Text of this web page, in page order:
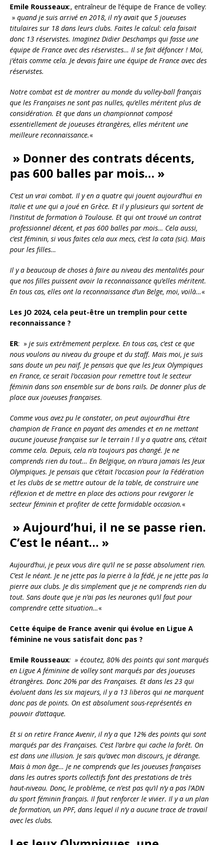
Emile Rousseaux:, entraîneur de l’équipe de France de volley:
» quand je suis arrivé en 2018, il n’y avait que 5 joueuses
titulaires sur 18 dans leurs clubs. Faites le calcul: cela faisait
donc 13 réservistes. Imaginez Didier Deschamps qui fasse une
équipe de France avec des réservistes… Il se fait défoncer ! Moi,
j’étais comme cela. Je devais faire une équipe de France avec des
réservistes.
Notre combat est de montrer au monde du volley-ball français
que les Françaises ne sont pas nulles, qu’elles méritent plus de
considération. Et que dans un championnat composé
essentiellement de joueuses étrangères, elles méritent une
meilleure reconnaissance.«
» Donner des contrats décents,
pas 600 balles par mois… »
C’est un vrai combat. Il y en a quatre qui jouent aujourd’hui en
Italie et une qui a joué en Grèce. Et il y plusieurs qui sortent de
l’institut de formation à Toulouse. Et qui ont trouvé un contrat
professionnel décent, et pas 600 balles par mois… Cela aussi,
c’est féminin, si vous faites cela aux mecs, c’est la cata (sic). Mais
pour les filles…
Il y a beaucoup de choses à faire au niveau des mentalités pour
que nos filles puissent avoir la reconnaissance qu’elles méritent.
En tous cas, elles ont la reconnaissance d’un Belge, moi, voilà…«
Les JO 2024, cela peut-être un tremplin pour cette
reconnaissance ?
ER: » je suis extrêmement perplexe. En tous cas, c’est ce que
nous voulons au niveau du groupe et du staff. Mais moi, je suis
sans doute un peu naïf. Je pensais que que les Jeux Olympiques
en France, ce serait l’occasion pour remettre tout le secteur
féminin dans son ensemble sur de bons rails. De donner plus de
place aux joueuses françaises.
Comme vous avez pu le constater, on peut aujourd’hui être
champion de France en payant des amendes et en ne mettant
aucune joueuse française sur le terrain ! Il y a quatre ans, c’était
comme cela. Depuis, cela n’a toujours pas changé. Je ne
comprends rien du tout… En Belgique, on n’aura jamais les Jeux
Olympiques. Je pensais que c’était l’occasion pour la Fédération
et les clubs de se mettre autour de la table, de construire une
réflexion et de mettre en place des actions pour revigorer le
secteur féminin et profiter de cette formidable occasion.«
» Aujourd’hui, il ne se passe rien.
C’est le néant… »
Aujourd’hui, je peux vous dire qu’il ne se passe absolument rien.
C’est le néant. Je ne jette pas la pierre à la fédé, je ne jette pas la
pierre aux clubs. Je dis simplement que je ne comprends rien du
tout. Sans doute que je n’ai pas les neurones qu’il faut pour
comprendre cette situation…«
Cette équipe de France avenir qui évolue en Ligue A
féminine ne vous satisfait donc pas ?
Emile Rousseaux: » écoutez, 80% des points qui sont marqués
en Ligue A féminine de volley sont marqués par des joueuses
étrangères. Donc 20% par des Françaises. Et dans les 23 qui
évoluent dans les six majeurs, il y a 13 liberos qui ne marquent
donc pas de points. On est absolument sous-représentés en
pouvoir d’attaque.
Et si on retire France Avenir, il n’y a que 12% des points qui sont
marqués par des Françaises. C’est l’arbre qui cache la forêt. On
est dans une illusion. Je sais qu’avec mon discours, je dérange.
Mais à mon âge… Je ne comprends que les joueuses françaises
dans les autres sports collectifs font des prestations de très
haut-niveau. Donc, le problème, ce n’est pas qu’il n’y a pas l’ADN
du sport féminin français. Il faut renforcer le vivier. Il y a un plan
de formation, un PPF, dans lequel il n’y a aucune trace de travail
avec les clubs.